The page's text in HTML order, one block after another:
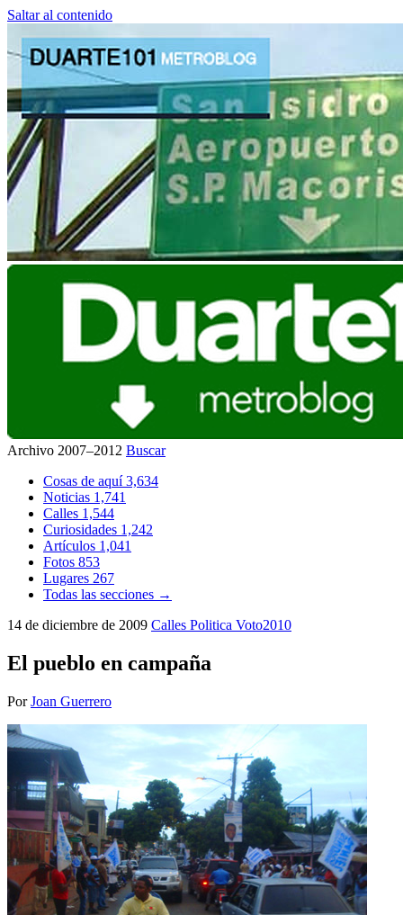
Saltar al contenido
Archivo 2007–2012 Buscar
Cosas de aquí3,634
Noticias 1,741
Calles 1,544
Curiosidades 1,242
Artículos 1,041
Fotos 853
Lugares 267
Todas las secciones →
14 de diciembre de 2009 Calles Politica Voto2010
El pueblo en campaña
PorJoan Guerrero